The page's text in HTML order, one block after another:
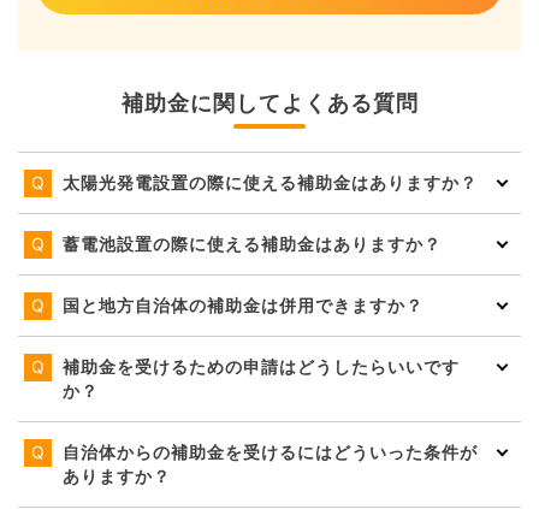
補助金に関してよくある質問
太陽光発電設置の際に使える補助金はありますか？
蓄電池設置の際に使える補助金はありますか？
国と地方自治体の補助金は併用できますか？
補助金を受けるための申請はどうしたらいいです
か？
自治体からの補助金を受けるにはどういった条件が
ありますか？